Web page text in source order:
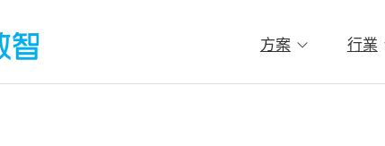
方案 行業